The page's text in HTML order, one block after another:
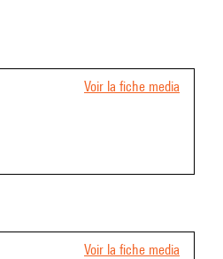
Voir la fiche media
Voir la fiche media